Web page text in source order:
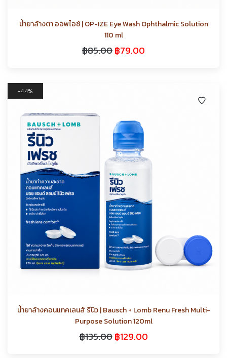
น้ำยาล้างตา ออพไอซ์ | OP-IZE Eye Wash Ophthalmic Solution
110 ml
฿85.00฿79.00
4.4%
น้ำยาล้างคอนแทคเลนส์ รีนิว | Bausch + Lomb Renu Fresh Multi-
Purpose Solution 120ml
฿135.00 ฿129.00